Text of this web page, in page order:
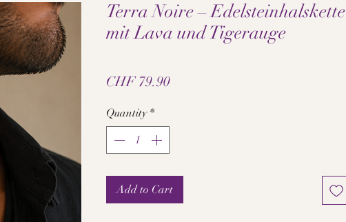
Terra Noire – Edelsteinhalskette
mit Lava und Tigerauge
CHF 79.90Price
Quantity *
Add to Cart